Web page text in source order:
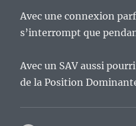
Avec une connexion
s’interrompt que
Avec un SAV aussi
de la Position